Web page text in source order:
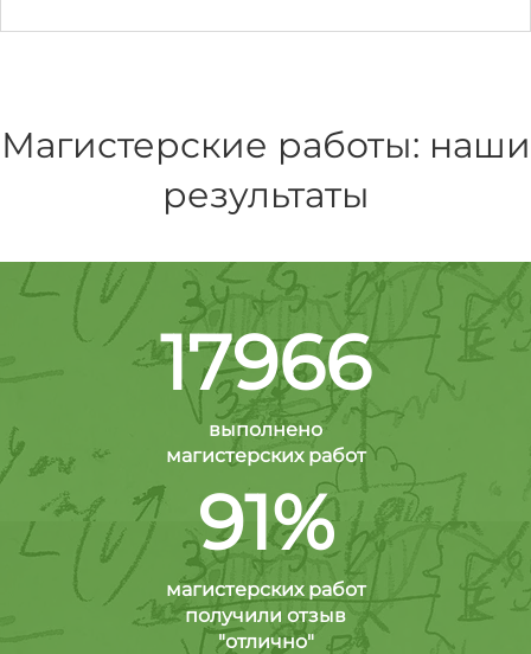
Магистерские работы: наши
результаты
17966
выполнено
магистерских работ
91%
магистерских работ
получили отзыв
"отлично"